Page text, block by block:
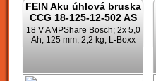
FEIN Aku úhlová bruska
CCG 18-125-12-502 AS
18 V AMPShare Bosch; 2x 5,0
Ah; 125 mm; 2,2 kg; L-Boxx